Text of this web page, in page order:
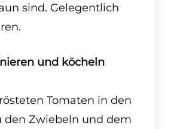
sind. Gelegentlich
und köcheln
Tomaten in den
den Zwiebeln und dem